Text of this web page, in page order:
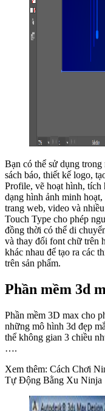
Bạn có thể sử dụng
sách báo, thiết kế logo,
Profile, vẽ hoạt hình,
dạng hình ảnh minh
trang web, video và
Touch Type cho phép
đồng thời có thể di
và thay đổi font chữ trên
khác nhau để tạo ra các
trên sản phẩm.
Phần mềm 3d
Phần mềm 3D max cho
những mô hình 3d đẹp
thể không gian 3 chiều
….
Xem thêm: Cách Chơi
Tự Động Bằng Xu Ninja